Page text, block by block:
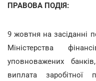
ПРАВОВА ПОДІЯ:
9 жовтня на засіданні
Міністерства
уповноважених
виплата заробітної